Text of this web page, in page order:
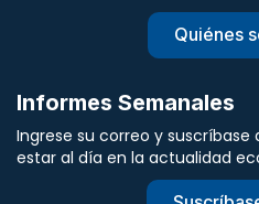
Quiénes
Informes Semanales
Ingrese su correo y
estar al día en la actualidad